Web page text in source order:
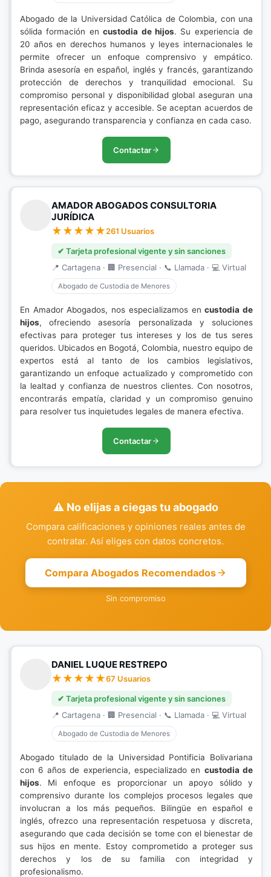
Abogado de la Universidad Católica de Colombia, con una
sólida formación encustodia de hijos. Su experiencia de
20 años en derechos humanos y leyes internacionales le
permite ofrecer un enfoque comprensivo y empático.
Brinda asesoría en español, inglés y francés, garantizando
protección de derechos y tranquilidad emocional. Su
compromiso personal y disponibilidad global aseguran una
representación eficaz y accesible. Se aceptan acuerdos de
pago, asegurando transparencia y confianza en cada caso.
Contactar
AMADOR ABOGADOS CONSULTORIA
JURÍDICA
261 Usuarios
✔ Tarjeta profesional vigente y sin sanciones
📍 Cartagena · 🏢 Presencial · 📞 Llamada · 💻 Virtual
Abogado de Custodia de Menores
En Amador Abogados, nos especializamos encustodia de
hijos, ofreciendo asesoría personalizada y soluciones
efectivas para proteger tus intereses y los de tus seres
queridos. Ubicados en Bogotá, Colombia, nuestro equipo de
expertos está al tanto de los cambios legislativos,
garantizando un enfoque actualizado y comprometido con
la lealtad y confianza de nuestros clientes. Con nosotros,
encontrarás empatía, claridad y un compromiso genuino
para resolver tus inquietudes legales de manera efectiva.
Contactar
⚠️ No elijas a ciegas tu abogado
Compara calificaciones y opiniones reales antes de
contratar. Así eliges con datos concretos.
Compara Abogados Recomendados
Sin compromiso
DANIEL LUQUE RESTREPO
67 Usuarios
✔ Tarjeta profesional vigente y sin sanciones
📍 Cartagena · 🏢 Presencial · 📞 Llamada · 💻 Virtual
Abogado de Custodia de Menores
Abogado titulado de la Universidad Pontificia Bolivariana
con 6 años de experiencia, especializado en custodia de
hijos. Mi enfoque es proporcionar un apoyo sólido y
comprensivo durante los complejos procesos legales que
involucran a los más pequeños. Bilingüe en español e
inglés, ofrezco una representación respetuosa y discreta,
asegurando que cada decisión se tome con el bienestar de
sus hijos en mente. Estoy comprometido a proteger sus
derechos y los de su familia con integridad y
profesionalismo.